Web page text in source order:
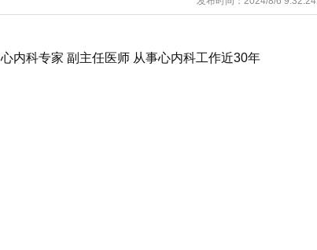
心内科专家 副主任医师 从事心内科工作近30年